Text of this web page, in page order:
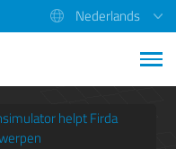
Nederlands
helpt Firda